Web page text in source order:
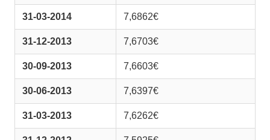
31-03-2014 7,6862€
31-12-2013 7,6703€
30-09-2013 7,6603€
30-06-2013 7,6397€
31-03-2013 7,6262€